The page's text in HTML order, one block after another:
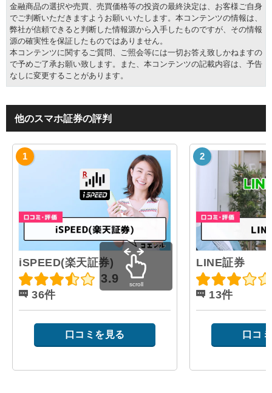
金融商品の選択や売買、売買価格等の投資の最終決定は、お客様ご自身
でご判断いただきますようお願いいたします。本コンテンツの情報は、
弊社が信頼できると判断した情報源から入手したものですが、その情報
源の確実性を保証したものではありません。
本コンテンツに関するご質問、ご照会等には一切お答え致しかねますの
で予めご了承お願い致します。また、本コンテンツの記載内容は、予告
なしに変更することがあります。
他のスマホ証券の評判
iSPEED(楽天証券)
3.9
36件
口コミを見る
LINE証券
13件
口コ
scroll